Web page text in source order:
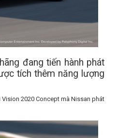
đang tiến hành phát
tích thêm năng lượng
2020 Concept mà Nissan phát